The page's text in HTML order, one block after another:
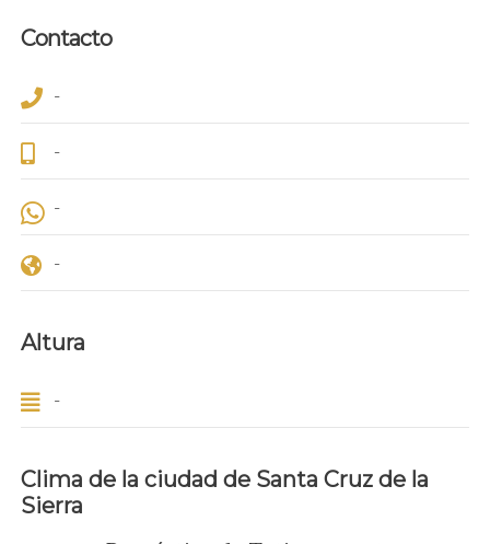
Contacto
-
-
-
-
Altura
-
Clima de la ciudad de Santa Cruz de la
Sierra